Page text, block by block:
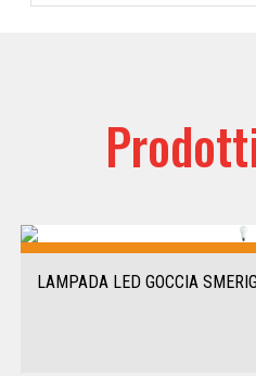
LAMPADA LED GOCCIA